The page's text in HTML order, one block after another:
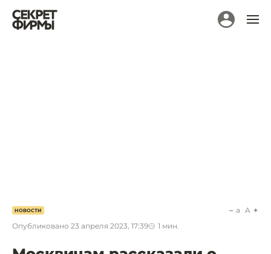
НОВОСТИ
Опубликовано 23 апреля 2023, 17:39 1 мин.
a A